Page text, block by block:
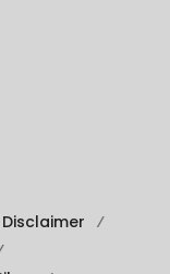
Disclaimer